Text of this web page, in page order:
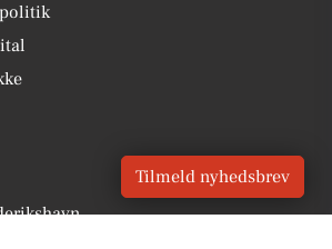
Tilmeld nyhedsbrev